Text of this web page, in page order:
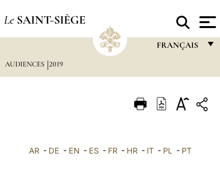
Le SAINT-SIÈGE
FRANÇAIS
ITALIANO
AUDIENCES 2019
AR- DE - EN - ES- FR- HR- IT- PL- PT